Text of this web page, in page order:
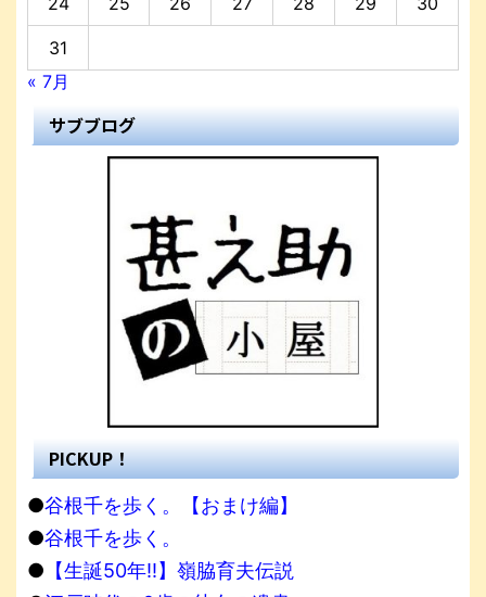
31
« 7月
サブブログ
PICKUP！
●谷根千を歩く。【おまけ編】
●谷根千を歩く。
● 【生誕50年!!】嶺脇育夫伝説